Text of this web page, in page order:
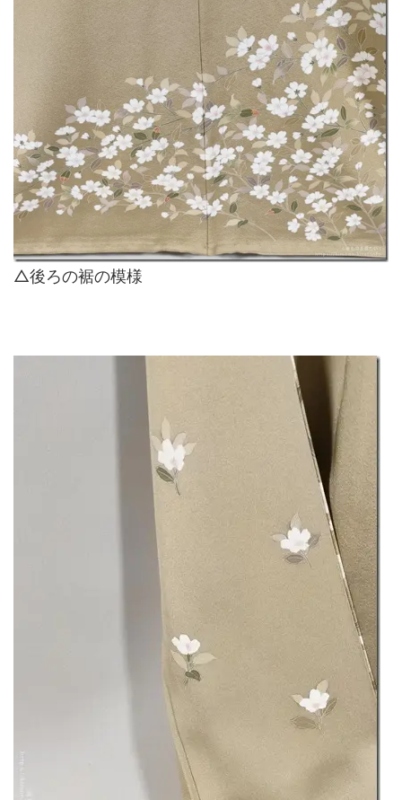
△後ろの裾の模様